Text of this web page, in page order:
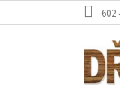
na
602